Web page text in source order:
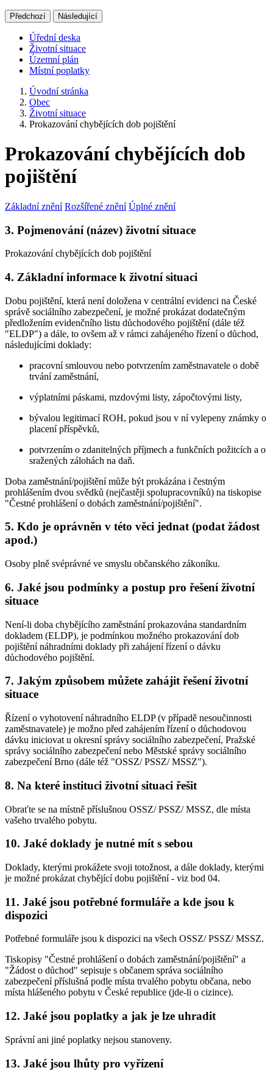
Předchozí Následující
Úřední deska
Životní situace
Územní plán
Místní poplatky
Úvodní stránka
Obec
Životní situace
Prokazování chybějících dob pojištění
Prokazování chybějících dob
pojištění
Základní znění Rozšířené znění Úplné znění
3. Pojmenování (název) životní situace
Prokazování chybějících dob pojištění
4. Základní informace k životní situaci
Dobu pojištění, která není doložena v centrální evidenci na České
správě sociálního zabezpečení, je možné prokázat dodatečným
předložením evidenčního listu důchodového pojištění (dále též
"ELDP") a dále, to ovšem až v rámci zahájeného řízení o důchod,
následujícími doklady:
pracovní smlouvou nebo potvrzením zaměstnavatele o době
trvání zaměstnání,
výplatními páskami, mzdovými listy, zápočtovými listy,
bývalou legitimací ROH, pokud jsou v ní vylepeny známky o
placení příspěvků,
potvrzením o zdanitelných příjmech a funkčních požitcích a o
sražených zálohách na daň.
Doba zaměstnání/pojištění může být prokázána i čestným
prohlášením dvou svědků (nejčastěji spolupracovníků) na tiskopise
"Čestné prohlášení o dobách zaměstnání/pojištění".
5. Kdo je oprávněn v této věci jednat (podat žádost
apod.)
Osoby plně svéprávné ve smyslu občanského zákoníku.
6. Jaké jsou podmínky a postup pro řešení životní
situace
Není-li doba chybějícího zaměstnání prokazována standardním
dokladem (ELDP), je podmínkou možného prokazování dob
pojištění náhradními doklady při zahájení řízení o dávku
důchodového pojištění.
7. Jakým způsobem můžete zahájit řešení životní
situace
Řízení o vyhotovení náhradního ELDP (v případě nesoučinnosti
zaměstnavatele) je možno před zahájením řízení o důchodovou
dávku iniciovat u okresní správy sociálního zabezpečení, Pražské
správy sociálního zabezpečení nebo Městské správy sociálního
zabezpečení Brno (dále též "OSSZ/ PSSZ/ MSSZ").
8. Na které instituci životní situaci řešit
Obraťte se na místně příslušnou OSSZ/ PSSZ/ MSSZ, dle místa
vašeho trvalého pobytu.
10. Jaké doklady je nutné mít s sebou
Doklady, kterými prokážete svoji totožnost, a dále doklady, kterými
je možné prokázat chybějící dobu pojištění - viz bod 04.
11. Jaké jsou potřebné formuláře a kde jsou k
dispozici
Potřebné formuláře jsou k dispozici na všech OSSZ/ PSSZ/ MSSZ.
Tiskopisy "Čestné prohlášení o dobách zaměstnání/pojištění" a
"Žádost o důchod" sepisuje s občanem správa sociálního
zabezpečení příslušná podle místa trvalého pobytu občana, nebo
místa hlášeného pobytu v České republice (jde-li o cizince).
12. Jaké jsou poplatky a jak je lze uhradit
Správní ani jiné poplatky nejsou stanoveny.
13. Jaké jsou lhůty pro vyřízení